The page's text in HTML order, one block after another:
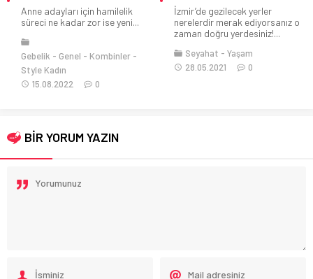
Anne adayları için hamilelik
süreci ne kadar zor ise yeni...
Gebelik Genel
Kombinler
Style Kadın
15.08.2022
0
İzmir’de gezilecek yerler
nerelerdir merak ediyorsanız o
zaman doğru yerdesiniz!...
Seyahat
Yaşam
28.05.2021
0
BİR YORUM YAZIN